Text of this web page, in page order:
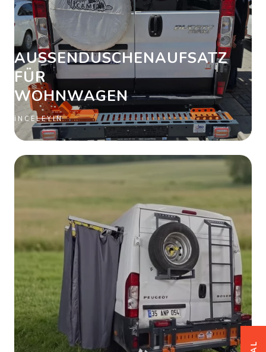
AUSSENDUSCHENAUFSATZ F
ÜR W
OHNWAGEN
İNCELEYIN